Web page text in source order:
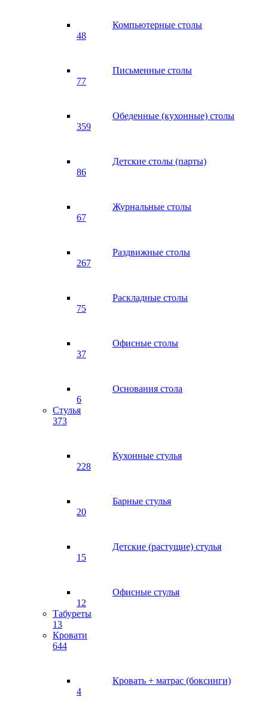
Компьютерные столы
48
Письменные столы
77
Обеденные (кухонные) столы
359
Детские столы (парты)
86
Журнальные столы
67
Раздвижные столы
267
Раскладные столы
75
Офисные столы
37
Основания стола
6
Стулья
373
Кухонные стулья
228
Барные стулья
20
Детские (растущие) стулья
15
Офисные стулья
12
Табуреты
13
Кровати
644
Кровать + матрас (боксинги)
4